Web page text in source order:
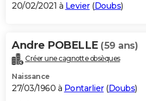
20/02/2021 à Levier(Doubs)
Andre POBELLE (59 ans)
Créer une cagnotte obsèques
Naissance
27/03/1960 à Pontarlier(Doubs)